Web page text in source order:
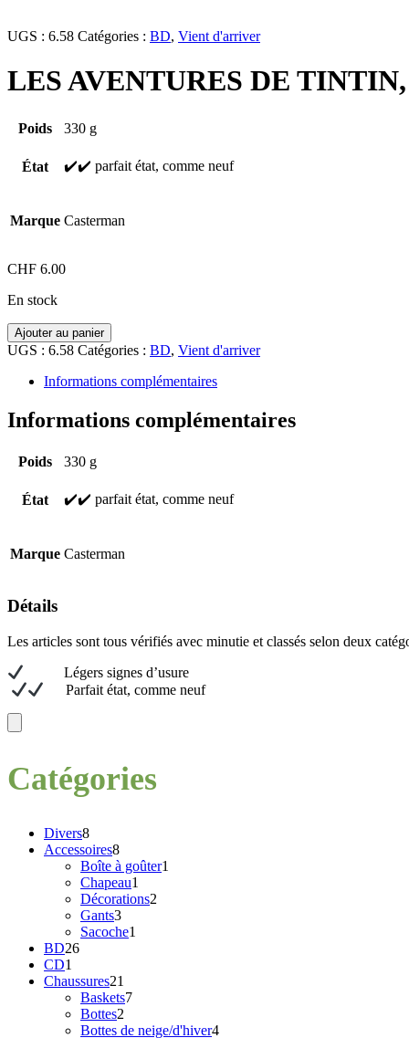
UGS : 6.58 Catégories : BD, Vient d'arriver
LES AVENTURES DE TINTIN,
Poids 330 g
État ✔️✔️ parfait état, comme neuf
Marque Casterman
CHF 6.00
En stock
quantité
de
AVENTURES
TINTIN,
Au
des
Casterman
Ajouter au panier
UGS : 6.58 Catégories : BD, Vient d'arriver
Informations complémentaires
Informations complémentaires
Poids 330 g
État ✔️✔️ parfait état, comme neuf
Marque Casterman
Détails
Les articles sont tous vérifiés avec minutie et classés selon deux
Légers signes d’usure
Parfait état, comme neuf
Catégories
Divers88
produits
Accessoires88
produits
Boîte à goûter1
Chapeau1
produit
Décorations2
Gants33
produits
Sacoche1
BD2626
CD1
produit
Chaussures21
produits
Baskets77
Bottes2
produits
Bottes de neige/d'hiver44